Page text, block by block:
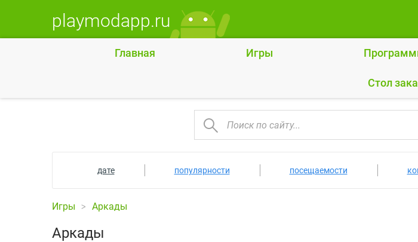
playmodapp.ru
Главная Игры
Cтол
дате популярности посещаемости
Игры Аркады
Аркады